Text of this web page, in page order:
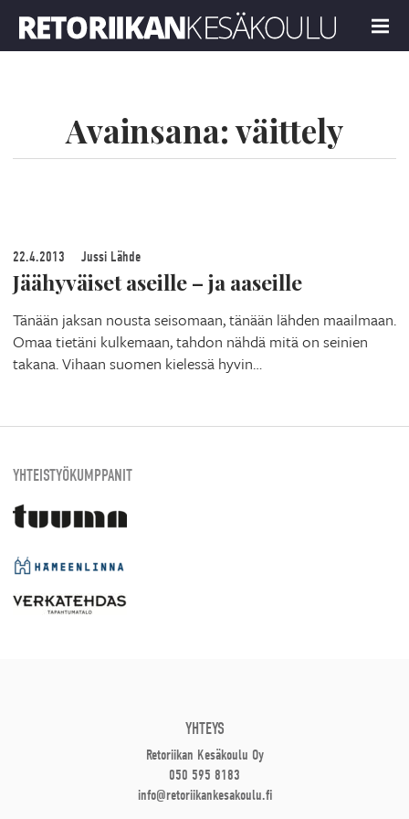
MENU
Avainsana:väittely
22.4.2013 Jussi Lähde
Jäähyväiset aseille – ja aaseille
Tänään jaksan nousta seisomaan, tänään lähden maailmaan.
Omaa tietäni kulkemaan, tahdon nähdä mitä on seinien
takana. Vihaan suomen kielessä hyvin…
YHTEISTYÖKUMPPANIT
YHTEYS
Retoriikan Kesäkoulu Oy
050 595 8183
info@retoriikankesakoulu.fi